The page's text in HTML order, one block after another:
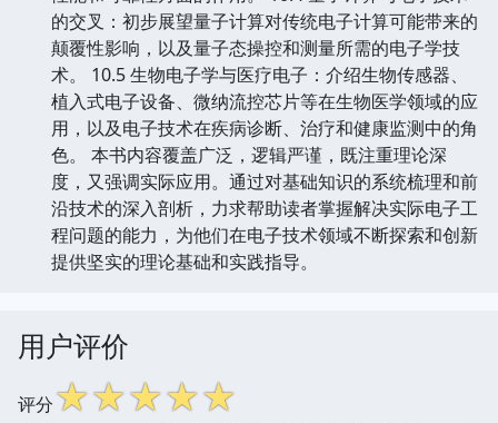
的交叉：初步展望量子计算对传统电子计算可能带来的
颠覆性影响，以及量子态操控和测量所需的电子学技
术。 10.5 生物电子学与医疗电子：介绍生物传感器、
植入式电子设备、微纳流控芯片等在生物医学领域的应
用，以及电子技术在疾病诊断、治疗和健康监测中的角
色。 本书内容覆盖广泛，逻辑严谨，既注重理论深
度，又强调实际应用。通过对基础知识的系统梳理和前
沿技术的深入剖析，力求帮助读者掌握解决实际电子工
程问题的能力，为他们在电子技术领域不断探索和创新
提供坚实的理论基础和实践指导。
用户评价
评分☆☆☆☆☆